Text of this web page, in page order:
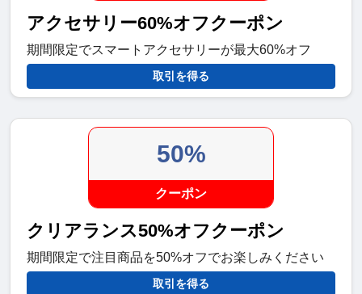
アクセサリー60%オフクーポン
期間限定でスマートアクセサリーが最大60%オフ
取引を得る
50%
クーポン
クリアランス50%オフクーポン
期間限定で注目商品を50%オフでお楽しみください
取引を得る